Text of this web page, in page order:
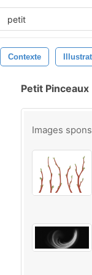
Contexte
Petit Pinceaux
Images